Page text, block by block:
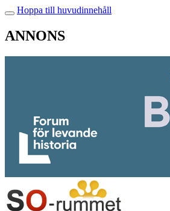
Hoppa till huvudinnehåll
ANNONS